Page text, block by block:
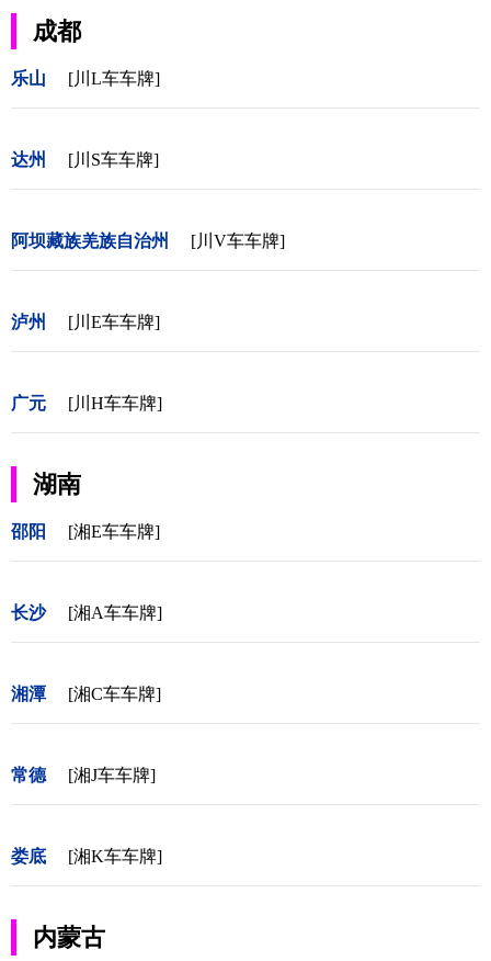
成都
乐山 [川L车车牌]
达州 [川S车车牌]
阿坝藏族羌族自治州 [川V车车牌]
泸州 [川E车车牌]
广元 [川H车车牌]
湖南
邵阳 [湘E车车牌]
长沙 [湘A车车牌]
湘潭 [湘C车车牌]
常德 [湘J车车牌]
娄底 [湘K车车牌]
内蒙古